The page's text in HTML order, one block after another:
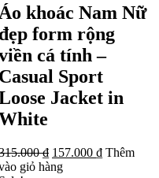
Áo khoác Nam Nữ
đẹp form rộng
cá tính –
Casual Sport
Jacket in
₫ 157.000 ₫ Thêm
giỏ hàng